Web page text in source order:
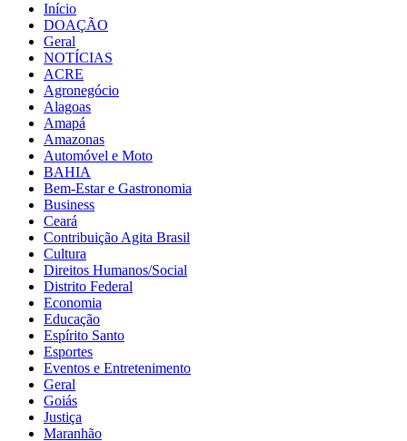
Início
DOAÇÃO
Geral
NOTÍCIAS
ACRE
Agronegócio
Alagoas
Amapá
Amazonas
Automóvel e Moto
BAHIA
Bem-Estar e Gastronomia
Business
Ceará
Contribuição Agita Brasil
Cultura
Direitos Humanos/Social
Distrito Federal
Economia
Educação
Espírito Santo
Esportes
Eventos e Entretenimento
Geral
Goiás
Justiça
Maranhão